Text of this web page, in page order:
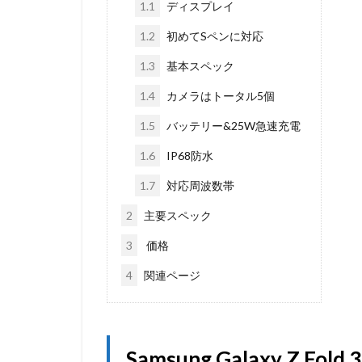
1.1 ディスプレイ
1.2 初めてSペンに対応
1.3 基本スペック
1.4 カメラはトータル5個
1.5 バッテリー&25W急速充電
1.6 IP68防水
1.7 対応周波数帯
2 主要スペック
3 価格
4 関連ページ